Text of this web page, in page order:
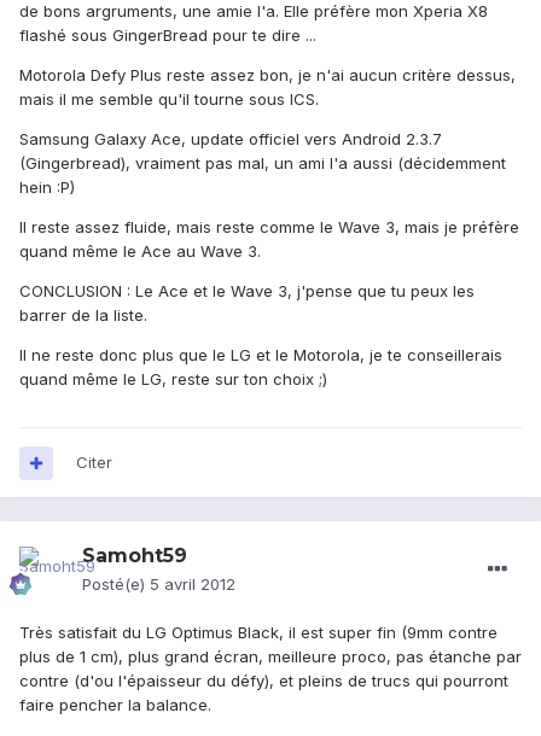
de bons argruments, une amie l'a. Elle préfère mon Xperia X8
flashé sous GingerBread pour te dire ...
Motorola Defy Plus reste assez bon, je n'ai aucun critère dessus,
mais il me semble qu'il tourne sous ICS.
Samsung Galaxy Ace, update officiel vers Android 2.3.7
(Gingerbread), vraiment pas mal, un ami l'a aussi (décidemment
hein :P)
Il reste assez fluide, mais reste comme le Wave 3, mais je préfère
quand même le Ace au Wave 3.
CONCLUSION : Le Ace et le Wave 3, j'pense que tu peux les
barrer de la liste.
Il ne reste donc plus que le LG et le Motorola, je te conseillerais
quand même le LG, reste sur ton choix ;)
Citer
Samoht59
Posté(e) 5 avril 2012
Très satisfait du LG Optimus Black, il est super fin (9mm contre
plus de 1 cm), plus grand écran, meilleure proco, pas étanche par
contre (d'ou l'épaisseur du défy), et pleins de trucs qui pourront
faire pencher la balance.